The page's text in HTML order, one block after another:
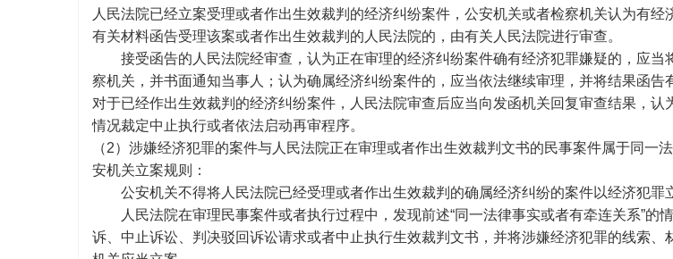
人民法院已经立案受理或者作出生效裁判的经济纠纷案件，公安机关或者检察机关认为有经
有关材料函告受理该案或者作出生效裁判的人民法院的，由有关人民法院进行审查。
接受函告的人民法院经审查，认为正在审理的经济纠纷案件确有经济犯罪嫌疑的，应当
察机关，并书面通知当事人；认为确属经济纠纷案件的，应当依法继续审理，并将结果函告
对于已经作出生效裁判的经济纠纷案件，人民法院审查后应当向发函机关回复审查结果，认
情况裁定中止执行或者依法启动再审程序。
（2）涉嫌经济犯罪的案件与人民法院正在审理或者作出生效裁判文书的民事案件属于同一
安机关立案规则：
公安机关不得将人民法院已经受理或者作出生效裁判的确属经济纠纷的案件以经济犯罪
人民法院在审理民事案件或者执行过程中，发现前述“同一法律事实或者有牵连关系”的
诉、中止诉讼、判决驳回诉讼请求或者中止执行生效裁判文书，并将涉嫌经济犯罪的线索、